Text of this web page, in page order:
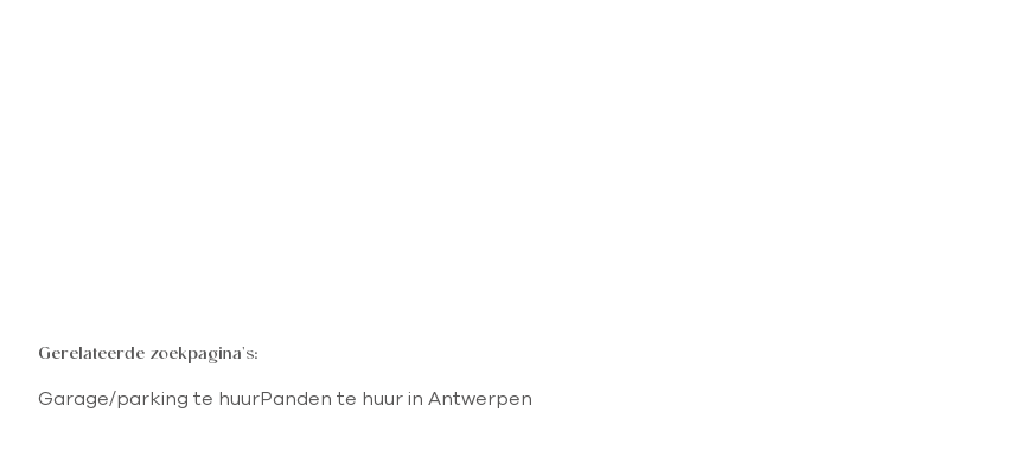
Gerelateerde zoekpagina's:
Garage/parking te huurPanden te huur in Antwerpen